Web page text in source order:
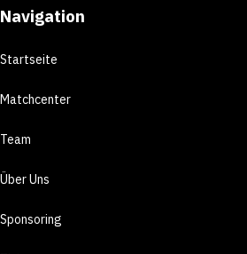
Navigation
Startseite
Matchcenter
Team
Über Uns
Sponsoring